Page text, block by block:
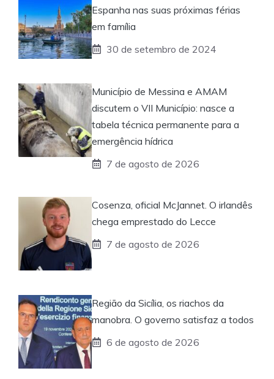
Espanha nas suas próximas férias
em família
30 de setembro de 2024
Município de Messina e AMAM
discutem o VII Município: nasce a
tabela técnica permanente para a
emergência hídrica
7 de agosto de 2026
Cosenza, oficial McJannet. O irlandês
chega emprestado do Lecce
7 de agosto de 2026
Região da Sicília, os riachos da
manobra. O governo satisfaz a todos
6 de agosto de 2026